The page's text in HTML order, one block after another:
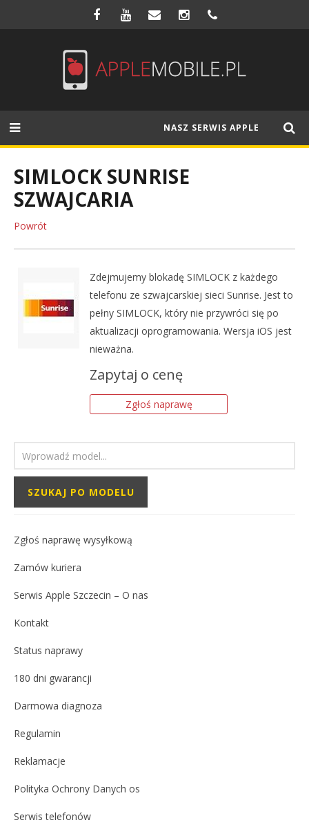
NASZ SERWIS APPLE
SIMLOCK SUNRISE
SZWAJCARIA
Powrót
Zdejmujemy blokadę SIMLOCK z każdego
telefonu ze szwajcarskiej sieci Sunrise. Jest to
pełny SIMLOCK, który nie przywróci się po
aktualizacji oprogramowania. Wersja iOS jest
nieważna.
Zapytaj o cenę
Zgłoś naprawę
Zgłoś naprawę wysyłkową
Zamów kuriera
Serwis Apple Szczecin – O nas
Kontakt
Status naprawy
180 dni gwarancji
Darmowa diagnoza
Regulamin
Reklamacje
Polityka Ochrony Danych os
Serwis telefonów